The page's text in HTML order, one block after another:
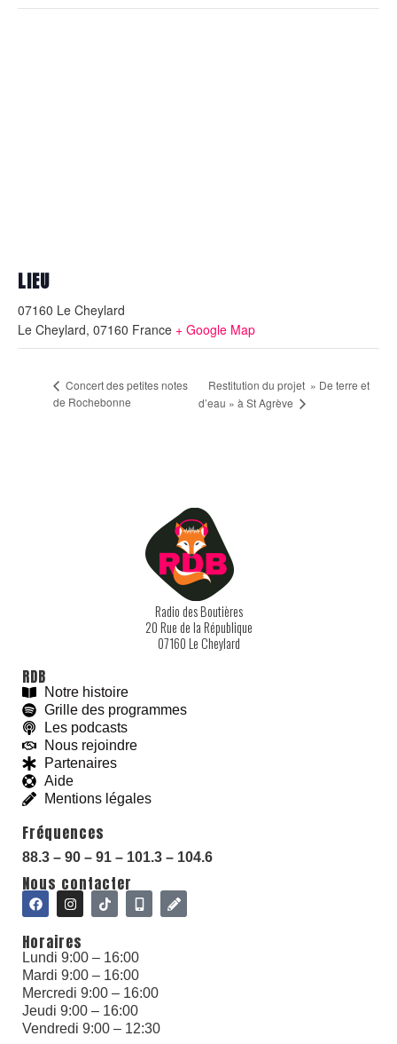
LIEU
07160 Le Cheylard
Le Cheylard, 07160 France + Google Map
Concert des petites notes
de Rochebonne
Restitution du projet » De terre et
d’eau » à St Agrève
Radio des Boutières
20 Rue de la République
07160 Le Cheylard
RDB
Notre histoire
Grille des programmes
Les podcasts
Nous rejoindre
Partenaires
Aide
Mentions légales
Fréquences
88.3 – 90 – 91 – 101.3 – 104.6
Nous contacter
Horaires
Lundi 9:00 – 16:00
Mardi 9:00 – 16:00
Mercredi 9:00 – 16:00
Jeudi 9:00 – 16:00
Vendredi 9:00 – 12:30